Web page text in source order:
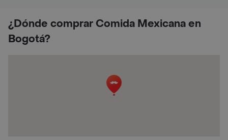
¿Dónde comprar Comida Mexicana en
Bogotá?